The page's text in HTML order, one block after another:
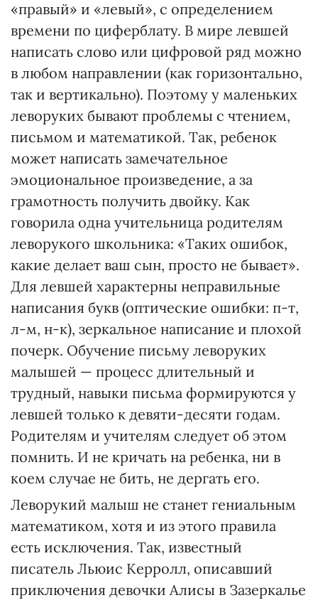
«правый» и «левый», с определением
времени по циферблату. В мире левшей
написать слово или цифровой ряд можно
в любом направлении (как горизонтально,
так и вертикально). Поэтому у маленьких
леворуких бывают проблемы с чтением,
письмом и математикой. Так, ребенок
может написать замечательное
эмоциональное произведение, а за
грамотность получить двойку. Как
говорила одна учительница родителям
леворукого школьника: «Таких ошибок,
какие делает ваш сын, просто не бывает».
Для левшей характерны неправильные
написания букв (оптические ошибки: п-т,
л-м, н-к), зеркальное написание и плохой
почерк. Обучение письму леворуких
малышей — процесс длительный и
трудный, навыки письма формируются у
левшей только к девяти-десяти годам.
Родителям и учителям следует об этом
помнить. И не кричать на ребенка, ни в
коем случае не бить, не дергать его.
Леворукий малыш не станет гениальным
математиком, хотя и из этого правила
есть исключения. Так, известный
писатель Льюис Керролл, описавший
приключения девочки Алисы в Зазеркалье